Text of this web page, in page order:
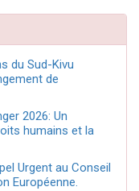
du Sud-Kivu
de
2026: Un
humains et la
Urgent au Conseil
Européenne.